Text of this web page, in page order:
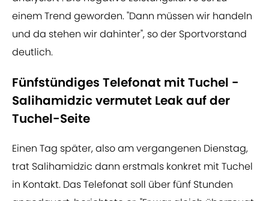
einem Trend geworden. "Dann müssen wir handeln
und da stehen wir dahinter", so der Sportvorstand
deutlich.
Fünfstündiges Telefonat mit Tuchel -
Salihamidzic vermutet Leak auf der
Tuchel-Seite
Einen Tag später, also am vergangenen Dienstag,
trat Salihamidzic dann erstmals konkret mit Tuchel
in Kontakt. Das Telefonat soll über fünf Stunden